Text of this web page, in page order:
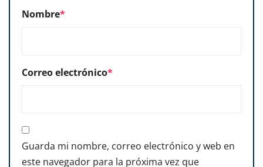
Nombre*
Correo electrónico*
Guarda mi nombre, correo electrónico y web en
este navegador para la próxima vez que